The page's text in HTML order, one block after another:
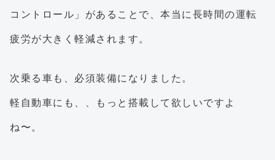
コントロール」があることで、本当に長時間の運転
疲労が大きく軽減されます。
次乗る車も、必須装備になりました。
軽自動車にも、、もっと搭載して欲しいですよ
ね〜。